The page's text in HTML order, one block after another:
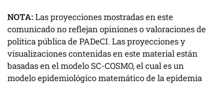
NOTA:Las proyecciones mostradas en este
comunicado no reflejan opiniones o valoraciones de
política pública de PADeCI. Las proyecciones y
visualizaciones contenidas en este material están
basadas en el modelo SC-COSMO, el cual es un
modelo epidemiológico matemático de la epidemia